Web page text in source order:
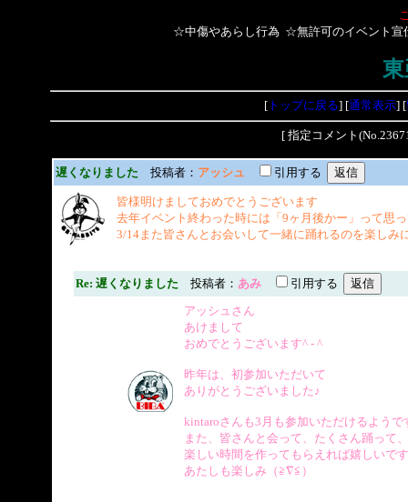
☆中傷やあらし行為 ☆無許可のイベント宣
[トップに戻る] [通常表示] [
[ 指定コメント
遅くなりました 投稿者： アッシュ 引用する
皆様明けましておめでとうございます
去年イベント終わった時には「9ヶ月後かー」って思
3/14また皆さんとお会いして一緒に踊れるのを楽しみ
Re: 遅くなりました 投稿者： あみ
引用する
アッシュさん
あけまして
おめでとうございます^ - ^
昨年は、初参加いただいて
ありがとうございました♪
kintaroさんも3月も参加いただけるようで
また、皆さんと会って、たくさん踊って、
楽しい時間を作ってもらえれば嬉しいで
あたしも楽しみ（≧∇≦）